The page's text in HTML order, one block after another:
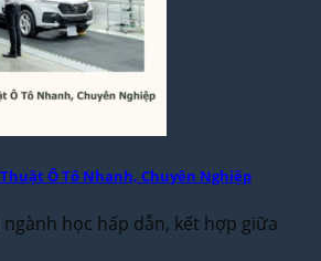
Ô Tô Nhanh, Chuyên Nghiệp
học hấp dẫn, kết hợp giữa